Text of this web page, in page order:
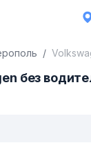
без